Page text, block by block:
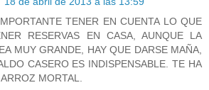
TENER EN CUENTA LO QUE
RESERVAS EN CASA, AUNQUE LA
MUY GRANDE, HAY QUE DARSE MAÑA,
CASERO ES INDISPENSABLE. TE HA
MORTAL.